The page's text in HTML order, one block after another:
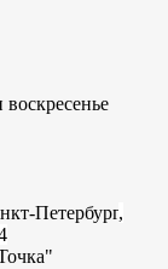
Петербург,